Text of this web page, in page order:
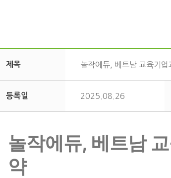
제목 놀작에듀, 베트남 교육기업
등록일 2025.08.26
놀작에듀, 베트남
약